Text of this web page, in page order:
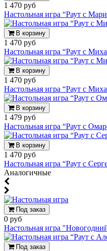
1 470 руб
Настольная игра “Раут с
В корзину
1 470 руб
Настольная игра “Раут с
В корзину
1 470 руб
Настольная игра “Раут с
В корзину
1 479 руб
Настольная игра “Раут с
В корзину
1 470 руб
Настольная игра “Раут с
Аналогичные
Под заказ
0 руб
Настольная игра
Под заказ